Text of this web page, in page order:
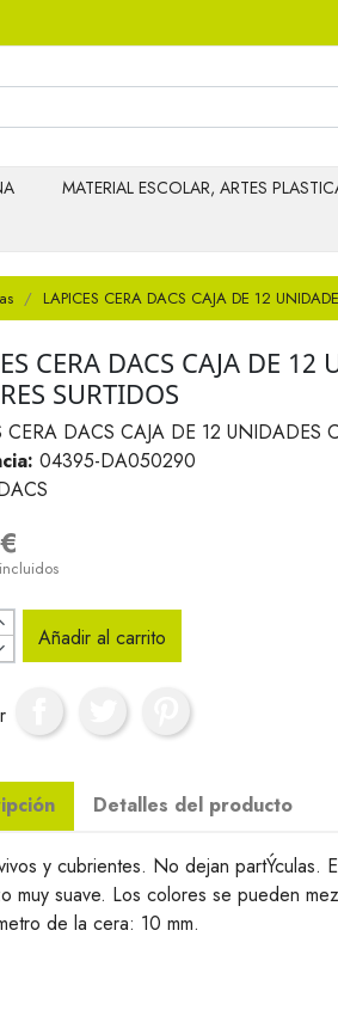
MATERIAL ESCOLAR, ARTES
LAPICES CERA DACS CAJA DE 12
CERA DACS CAJA DE 12
SURTIDOS
CERA DACS CAJA DE 12 UNIDADES
04395-DA050290
Añadir al carrito
Detalles del producto
y cubrientes. No dejan partÝculas.
muy suave. Los colores se pueden
de la cera: 10 mm.